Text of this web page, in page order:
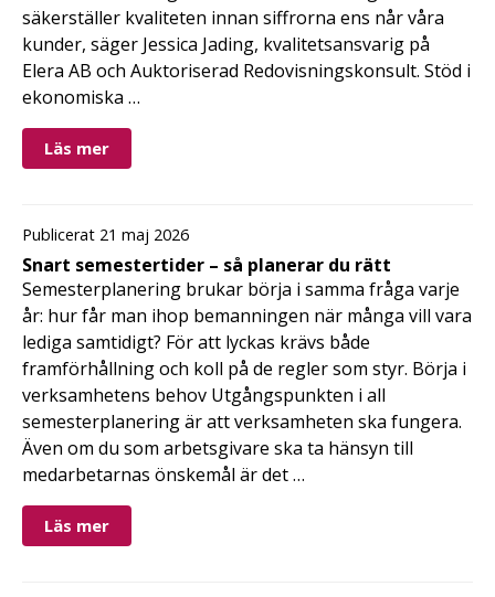
säkerställer kvaliteten innan siffrorna ens når våra
kunder, säger Jessica Jading, kvalitetsansvarig på
Elera AB och Auktoriserad Redovisningskonsult. Stöd i
ekonomiska …
Läs mer
Publicerat 21 maj 2026
Snart semestertider – så planerar du rätt
Semesterplanering brukar börja i samma fråga varje
år: hur får man ihop bemanningen när många vill vara
lediga samtidigt? För att lyckas krävs både
framförhållning och koll på de regler som styr. Börja i
verksamhetens behov Utgångspunkten i all
semesterplanering är att verksamheten ska fungera.
Även om du som arbetsgivare ska ta hänsyn till
medarbetarnas önskemål är det …
Läs mer